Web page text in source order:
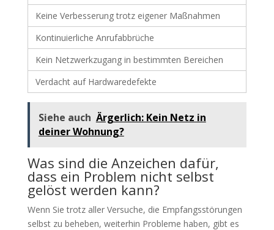
Keine Verbesserung trotz eigener Maßnahmen
Kontinuierliche Anrufabbrüche
Kein Netzwerkzugang in bestimmten Bereichen
Verdacht auf Hardwaredefekte
Siehe auch Ärgerlich: Kein Netz in
deiner Wohnung?
Was sind die Anzeichen dafür,
dass ein Problem nicht selbst
gelöst werden kann?
Wenn Sie trotz aller Versuche, die Empfangsstörungen
selbst zu beheben, weiterhin Probleme haben, gibt es